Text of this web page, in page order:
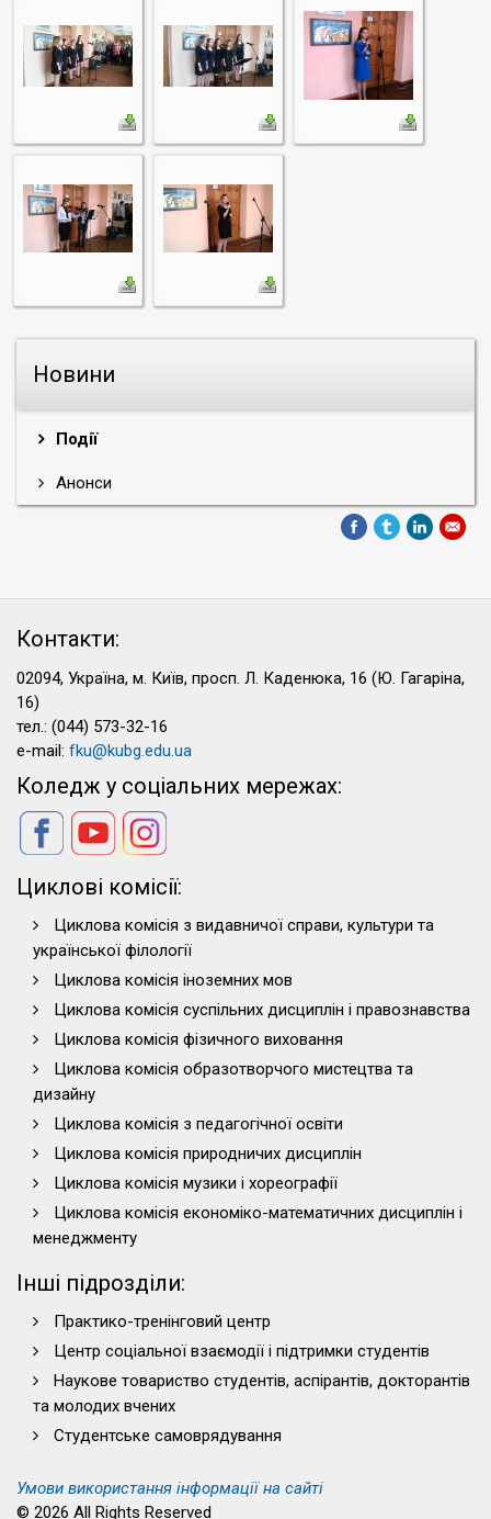
Новини
Події
Анонси
Контакти:
02094, Україна, м. Київ, просп. Л. Каденюка, 16 (Ю. Гагаріна,
16)
тел.: (044) 573-32-16
e-mail: fku@kubg.edu.ua
Коледж у соціальних мережах:
Циклові комісії:
Циклова комісія з видавничої справи, культури та
української філології
Циклова комісія іноземних мов
Циклова комісія суспільних дисциплін і правознавства
Циклова комісія фізичного виховання
Циклова комісія образотворчого мистецтва та
дизайну
Циклова комісія з педагогічної освіти
Циклова комісія природничих дисциплін
Циклова комісія музики і хореографії
Циклова комісія економіко-математичних дисциплін і
менеджменту
Інші підрозділи:
Практико-тренінговий центр
Центр соціальної взаємодії і підтримки студентів
Наукове товариство студентів, аспірантів, докторантів
та молодих вчених
Студентське самоврядування
Умови використання інформації на сайті
© 2026 All Rights Reserved